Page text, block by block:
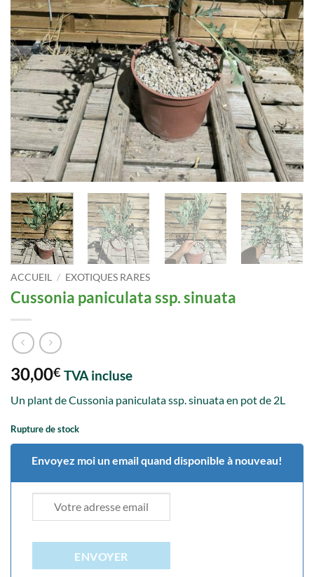
ACCUEIL / EXOTIQUES RARES
Cussonia paniculata ssp. sinuata
30,00€ TVA incluse
Un plant de Cussonia paniculata ssp. sinuata en pot de 2L
Rupture de stock
Envoyez moi un email quand disponible à nouveau!
ENVOYER